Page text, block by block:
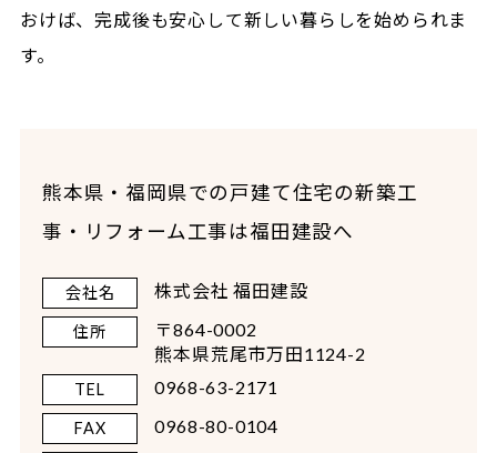
おけば、完成後も安心して新しい暮らしを始められま
す。
熊本県・福岡県での戸建て住宅の新築工
事・リフォーム工事は福田建設へ
会社名 株式会社 福田建設
住所
〒864-0002
熊本県荒尾市万田1124-2
TEL 0968-63-2171
FAX 0968-80-0104